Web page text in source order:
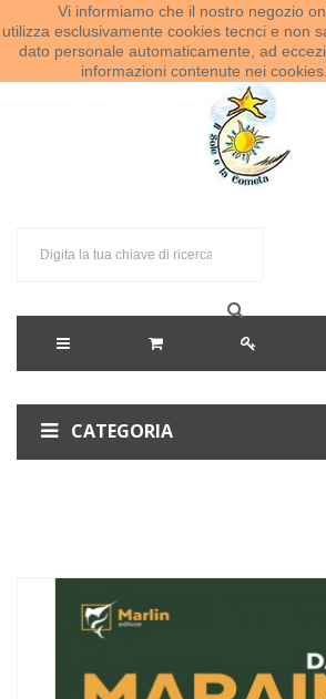
Vi informiamo che il nostro negozio
utilizza esclusivamente cookies tecnci e non
dato personale automaticamente, ad
informazioni contenute nei cookies.
Benvenuti al Sole e la
CATEGORIA